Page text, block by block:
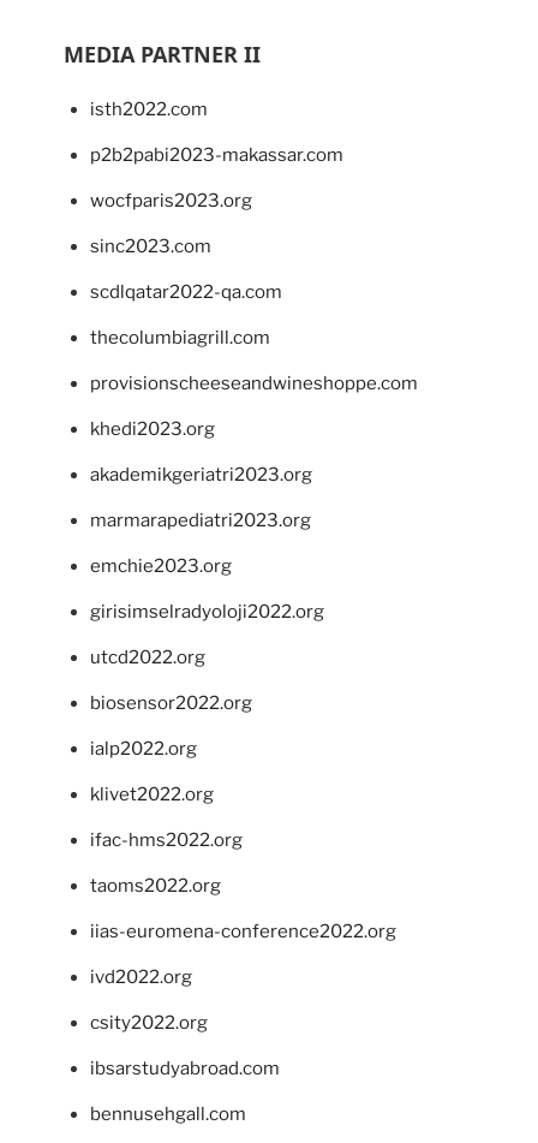
MEDIA PARTNER II
isth2022.com
p2b2pabi2023-makassar.com
wocfparis2023.org
sinc2023.com
scdlqatar2022-qa.com
thecolumbiagrill.com
provisionscheeseandwineshoppe.com
khedi2023.org
akademikgeriatri2023.org
marmarapediatri2023.org
emchie2023.org
girisimselradyoloji2022.org
utcd2022.org
biosensor2022.org
ialp2022.org
klivet2022.org
ifac-hms2022.org
taoms2022.org
iias-euromena-conference2022.org
ivd2022.org
csity2022.org
ibsarstudyabroad.com
bennusehgall.com